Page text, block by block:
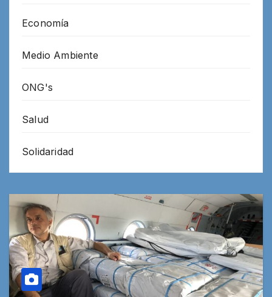
Economía
Medio Ambiente
ONG's
Salud
Solidaridad